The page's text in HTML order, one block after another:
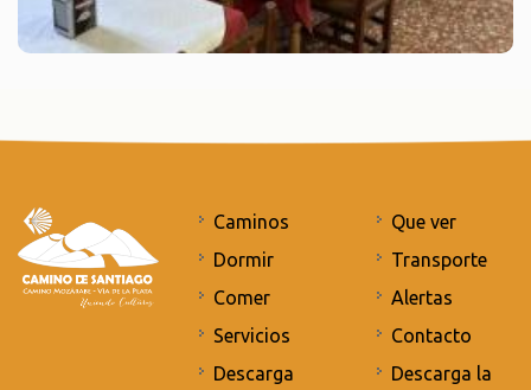
Caminos
Dormir
Comer
Servicios
Descarga
Que ver
Transporte
Alertas
Contacto
Descarga la